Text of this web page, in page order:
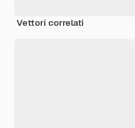
Vettori correlati